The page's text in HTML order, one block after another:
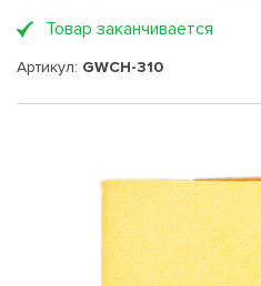
Товар заканчивается
Артикул: GWCH-310